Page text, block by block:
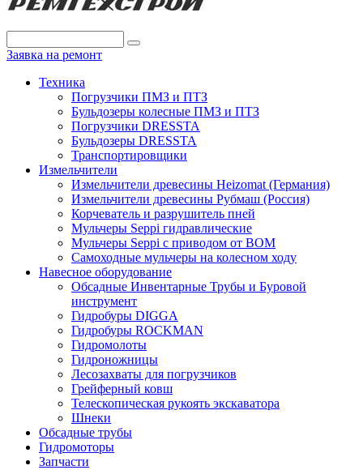
Заявка на ремонт
Техника
Погрузчики ПМЗ и ПТЗ
Бульдозеры колесные ПМЗ и ПТЗ
Погрузчики DRESSTA
Бульдозеры DRESSTA
Транспортировщики
Измельчители
Измельчители древесины Heizomat (Германия)
Измельчители древесины Рубмаш (Россия)
Корчеватель и разрушитель пней
Мульчеры Seppi гидравлические
Мульчеры Seppi с приводом от ВОМ
Самоходные мульчеры на колесном ходу
Навесное оборудование
Обсадные Инвентарные Трубы и Буровой
инструмент
Гидробуры DIGGA
Гидробуры ROCKMAN
Гидромолоты
Гидроножницы
Лесозахваты для погрузчиков
Грейферный ковш
Телескопическая рукоять экскаватора
Шнеки
Обсадные трубы
Гидромоторы
Запчасти